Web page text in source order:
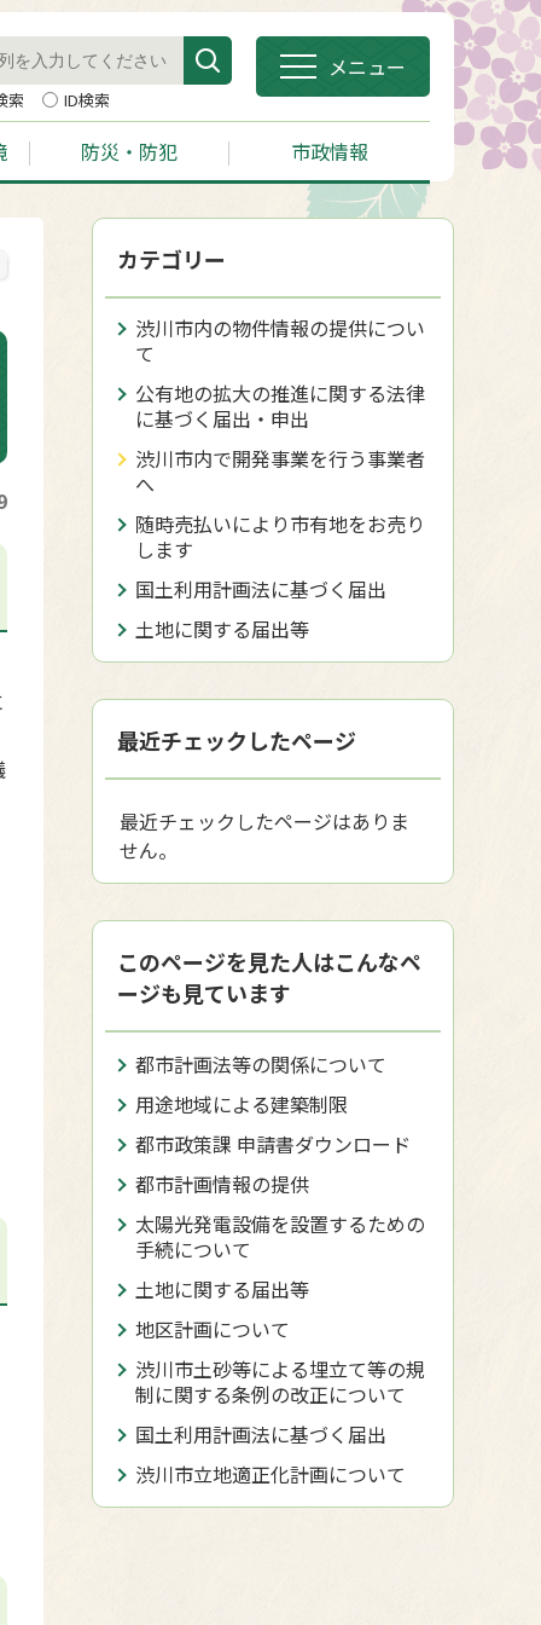
索 ID検索
メニュー
防災・防犯 市政情報
カテゴリー
渋川市内の物件情報の提供につい
て
公有地の拡大の推進に関する法律
に基づく届出・申出
渋川市内で開発事業を行う事業者
へ
随時売払いにより市有地をお売り
します
国土利用計画法に基づく届出
土地に関する届出等
最近チェックしたページ
最近チェックしたページはありま
せん。
このページを見た人はこんなペ
ージも見ています
都市計画法等の関係について
用途地域による建築制限
都市政策課 申請書ダウンロード
都市計画情報の提供
太陽光発電設備を設置するための
手続について
土地に関する届出等
地区計画について
渋川市土砂等による埋立て等の規
制に関する条例の改正について
国土利用計画法に基づく届出
渋川市立地適正化計画について